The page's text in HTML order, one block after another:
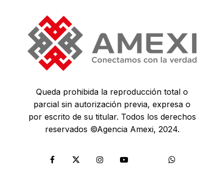
Queda prohibida la reproducción total o
parcial sin autorización previa, expresa o
por escrito de su titular. Todos los derechos
reservados ©Agencia Amexi, 2024.